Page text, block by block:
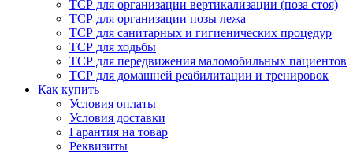
ТСР для организации вертикализации (поза стоя)
ТСР для организации позы лежа
ТСР для санитарных и гигиенических процедур
ТСР для ходьбы
ТСР для передвижения маломобильных пациентов
ТСР для домашней реабилитации и тренировок
Как купить
Условия оплаты
Условия доставки
Гарантия на товар
Реквизиты